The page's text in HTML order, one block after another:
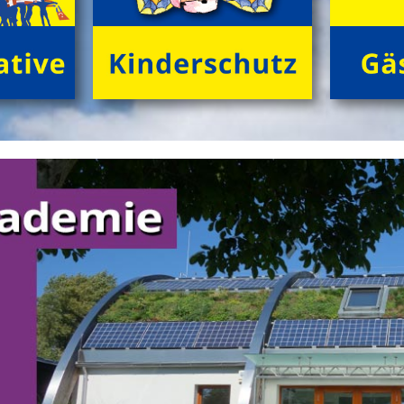
Gemeinschaft von Freund*innen beim Zelten im
grĂźnen Ambiente! Gemeinsam NaturhĂźtten gestalten,
'KletterInsel', â€Ś abends im Kreis dem Knistern des
>'GrĂźne Insel Camp'
'English Adventure Camp'
Enjoy English in exciting camp-life!
Beim tollen Ferienabenteuer 'English Adventure Camp'
plaudern die Kids (10 bis 14 Jahre) im Camp von frĂźh
bis spĂ¤t spielerisch locker 'in English'. Wir 'chatten'
ohne Angst und Computer real drauf los, â€Ś tagsĂźber
bei spannenden Naturabenteuern, beim gemeinsamen
FloĂŸbau und Gestalten von 'nature huts' ebenso wie
abends 'at the campfire'.
>'English Adventure Camp'